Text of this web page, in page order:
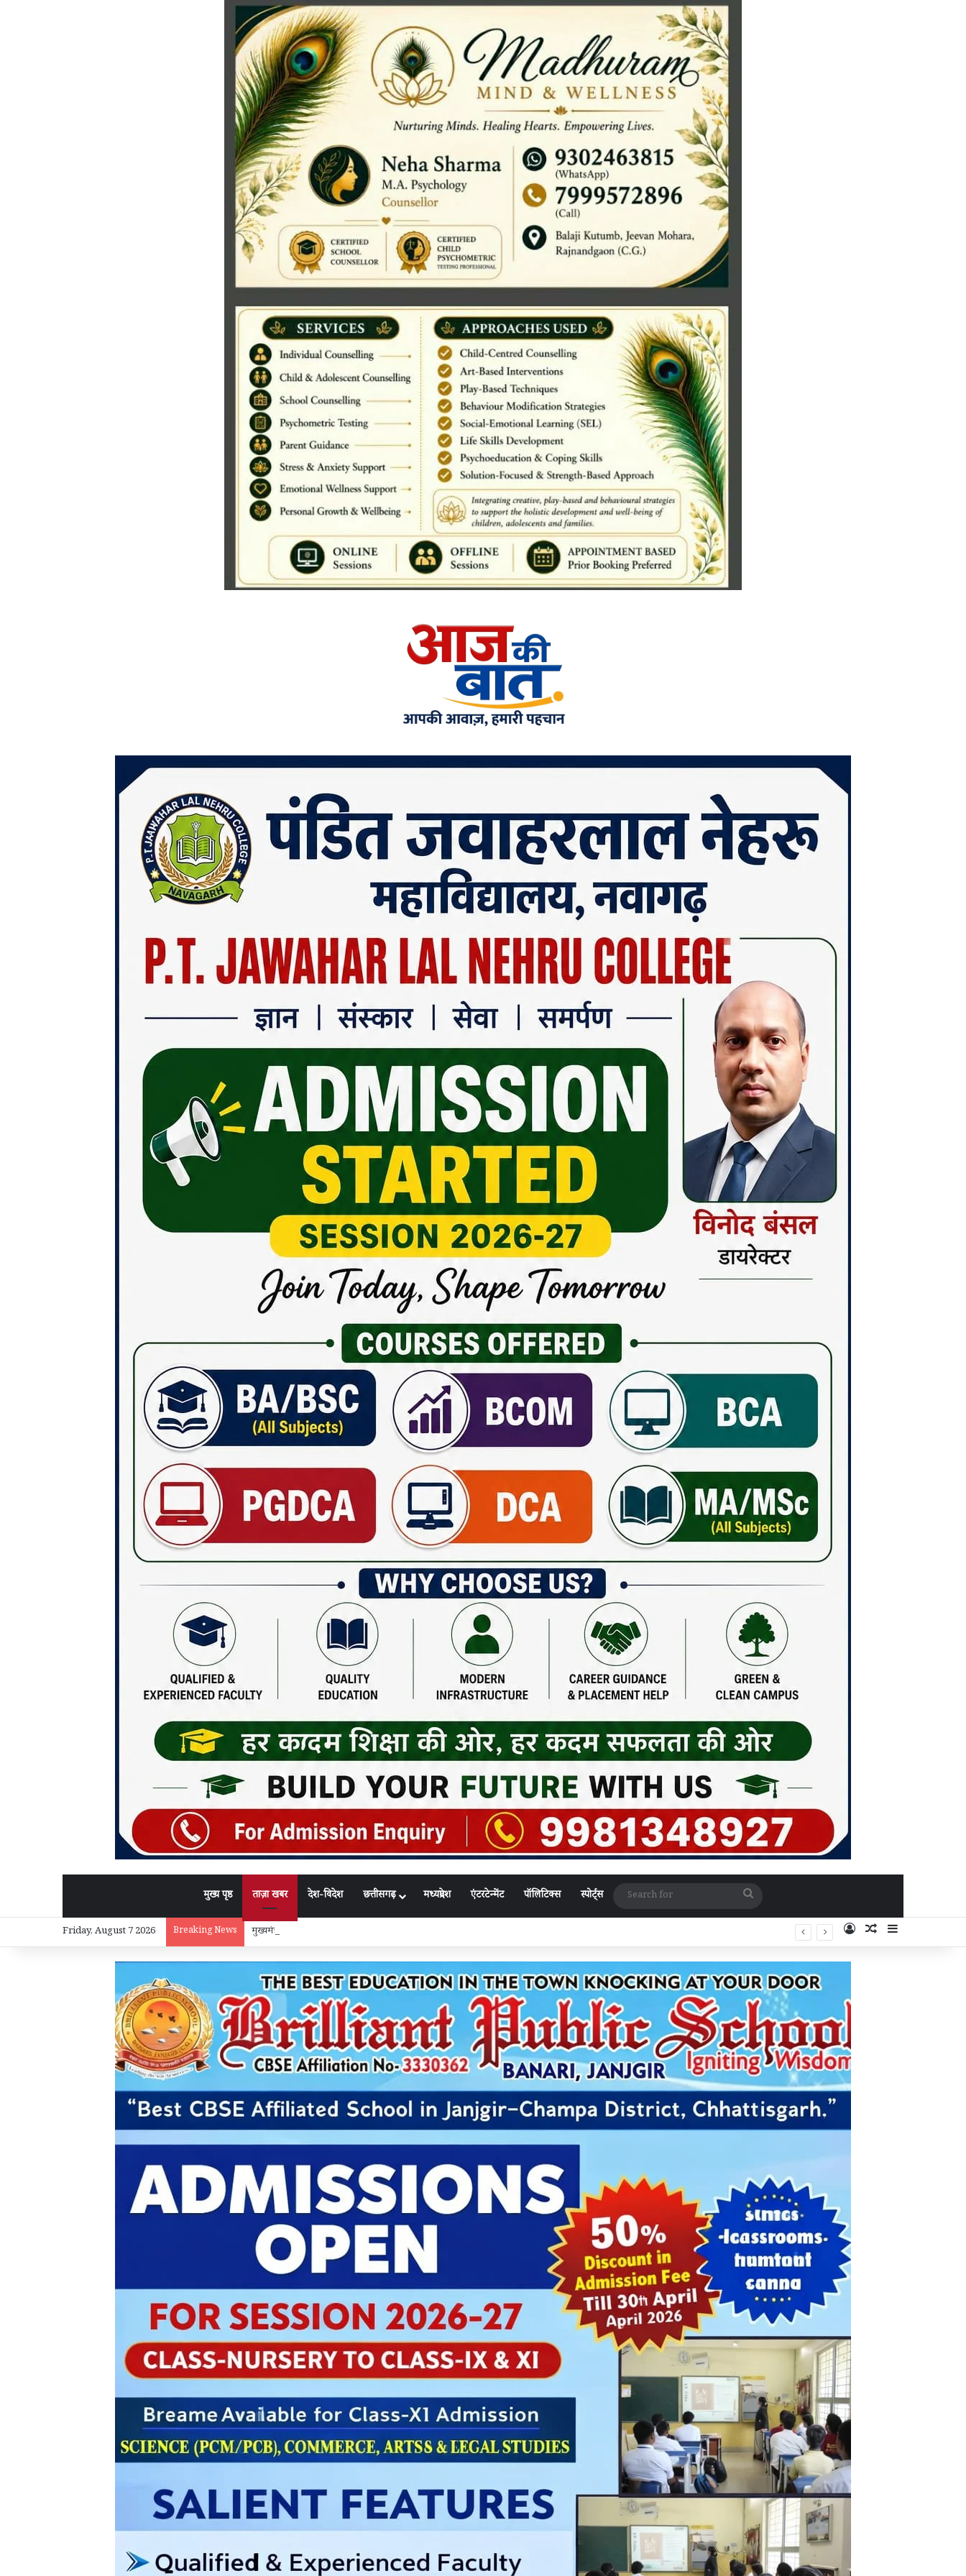
मुख्य पृष्ठ ताज़ा खबर देश-विदेश छत्तीसगढ़ मध्यप्रदेश एंटरटेन्मेंट पॉलिटिक्स स्पोर्ट्स
Search
for
Friday, August 7 2026 Breaking News मुख्यमंत्री विष्णुदेव साय ने शुरू किया ‘मेरी बेटी–मेरा अभिमान’ अभियान, हर गांव में मुक्तिधाम और हर स्कूल में बालिका शौचालय Log InRandom Article
Sidebar